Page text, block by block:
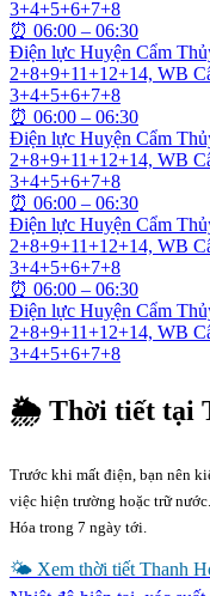
3+4+5+6+7+8
⏰ 06:00 – 06:30
Điện lực Huyện Cẩm
2+8+9+11+12+14, WB
3+4+5+6+7+8
⏰ 06:00 – 06:30
Điện lực Huyện Cẩm
2+8+9+11+12+14, WB
3+4+5+6+7+8
⏰ 06:00 – 06:30
Điện lực Huyện Cẩm
2+8+9+11+12+14, WB
3+4+5+6+7+8
⏰ 06:00 – 06:30
Điện lực Huyện Cẩm
2+8+9+11+12+14, WB
3+4+5+6+7+8
🌦 Thời tiết tại
Trước khi mất điện, bạn nên
việc hiện trường hoặc trữ
Hóa trong 7 ngày tới.
🌤 Xem thời tiết Thanh